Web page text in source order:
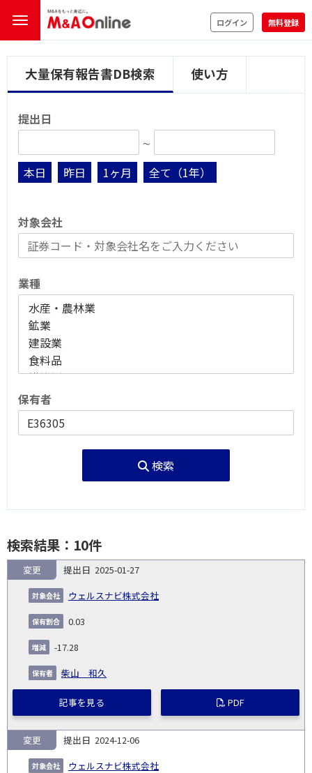
ログイン 無料登録
大量保有報告書DB検索 使い方
提出日
∼
本日
昨日 1ヶ月 全て（1年）
対象会社
業種
保有者
検索
検索結果：10件
NO.
告
義
務
発
生
日
提
日
証券
対
2025-01-27
ウェルスナビ株式会社
変更
0.03
-17.28
柴山 和久
記事を見る PDF
2024-12-06
ウェルスナビ株式会社
変更